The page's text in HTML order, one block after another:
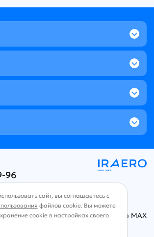
96
Чат в MAX
сайт, вы соглашаетесь с
файлов cookie. Вы можете
cookie в настройках своего